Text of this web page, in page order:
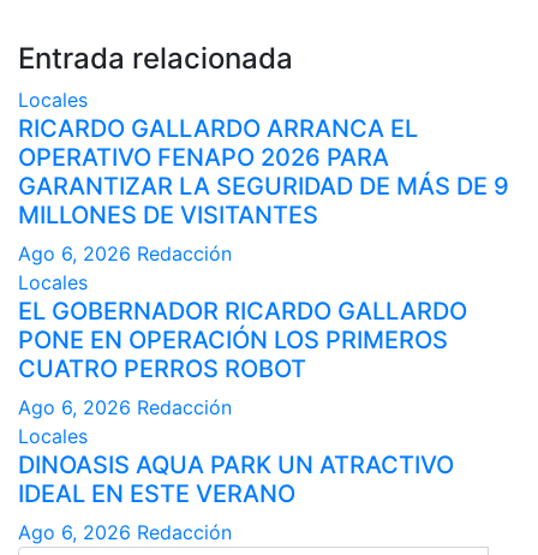
Entrada relacionada
Locales
RICARDO GALLARDO ARRANCA EL
OPERATIVO FENAPO 2026 PARA
GARANTIZAR LA SEGURIDAD DE MÁS DE 9
MILLONES DE VISITANTES
Ago 6, 2026 Redacción
Locales
EL GOBERNADOR RICARDO GALLARDO
PONE EN OPERACIÓN LOS PRIMEROS
CUATRO PERROS ROBOT
Ago 6, 2026 Redacción
Locales
DINOASIS AQUA PARK UN ATRACTIVO
IDEAL EN ESTE VERANO
Ago 6, 2026 Redacción